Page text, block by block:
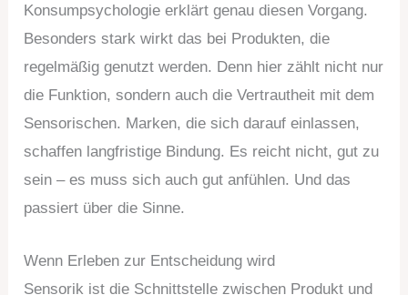
Konsumpsychologie erklärt genau diesen Vorgang.
Besonders stark wirkt das bei Produkten, die
regelmäßig genutzt werden. Denn hier zählt nicht nur
die Funktion, sondern auch die Vertrautheit mit dem
Sensorischen. Marken, die sich darauf einlassen,
schaffen langfristige Bindung. Es reicht nicht, gut zu
sein – es muss sich auch gut anfühlen. Und das
passiert über die Sinne.
Wenn Erleben zur Entscheidung wird
Sensorik ist die Schnittstelle zwischen Produkt und